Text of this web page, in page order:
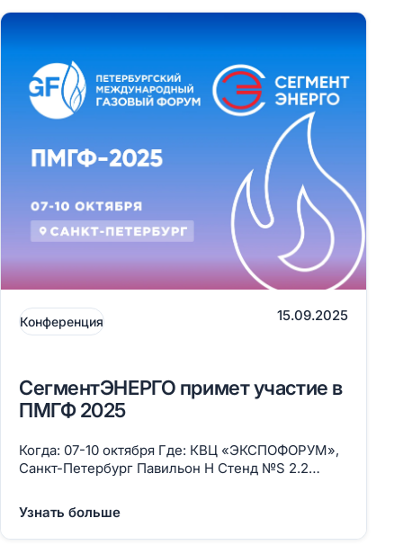
Конференция 15.09.2025
СегментЭНЕРГО примет участие в
ПМГФ 2025
Когда: 07-10 октября Где: КВЦ «ЭКСПОФОРУМ»,
Санкт-Петербург Павильон H Стенд №S 2.2
Узнать больше